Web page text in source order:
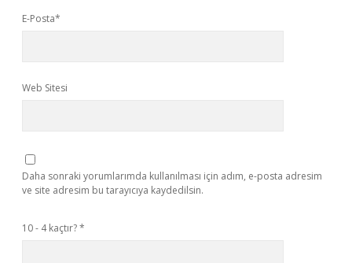
E-Posta*
Web Sitesi
Daha sonraki yorumlarımda kullanılması için adım, e-posta adresim
ve site adresim bu tarayıcıya kaydedilsin.
10 - 4 kaçtır?*